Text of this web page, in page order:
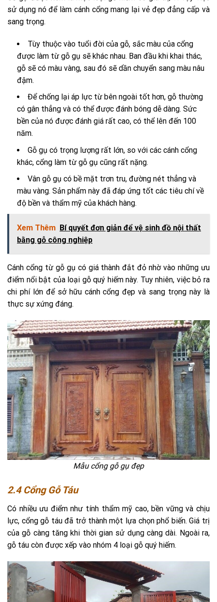
sử dụng nó để làm cánh cổng mang lại vẻ đẹp đẳng cấp và
sang trọng.
Tùy thuộc vào tuổi đời của gỗ, sắc màu của cổng
được làm từ gỗ gụ sẽ khác nhau. Ban đầu khi khai thác,
gỗ sẽ có màu vàng, sau đó sẽ dần chuyển sang màu nâu
đậm.
Để chống lại áp lực từ bên ngoài tốt hơn, gỗ thường
có gân thẳng và có thể được đánh bóng dễ dàng. Sức
bền của nó được đánh giá rất cao, có thể lên đến 100
năm.
Gỗ gụ có trọng lượng rất lớn, so với các cánh cổng
khác, cổng làm từ gỗ gụ cũng rất nặng.
Vân gỗ gụ có bề mặt trơn tru, đường nét thẳng và
màu vàng. Sản phẩm này đã đáp ứng tốt các tiêu chí về
độ bền và thẩm mỹ của khách hàng.
Xem Thêm Bí quyết đơn giản để vệ sinh đồ nội thất
bằng gỗ công nghiệp
Cánh cổng từ gỗ gụ có giá thành đắt đỏ nhờ vào những ưu
điểm nổi bật của loại gỗ quý hiếm này. Tuy nhiên, việc bỏ ra
chi phí lớn để sở hữu cánh cổng đẹp và sang trọng này là
thực sự xứng đáng.
Mẫu cổng gỗ gụ đẹp
2.4 Cổng Gỗ Táu
Có nhiều ưu điểm như tính thẩm mỹ cao, bền vững và chịu
lực, cổng gỗ táu đã trở thành một lựa chọn phổ biến. Giá trị
của gỗ càng tăng khi thời gian sử dụng càng dài. Ngoài ra,
gỗ táu còn được xếp vào nhóm 4 loại gỗ quý hiếm.